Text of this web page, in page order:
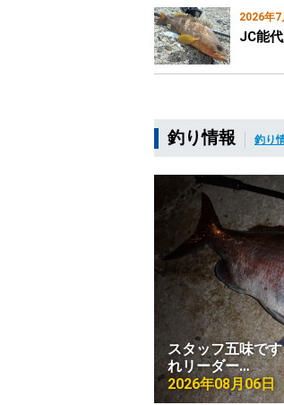
2026年7
JC能
釣り情報 釣り
スタッフ五味で
れリーダー…
2026年08月06日